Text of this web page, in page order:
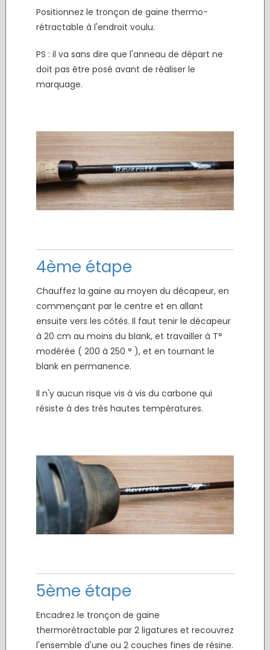
Positionnez le tronçon de gaine thermo-
rétractable à l'endroit voulu.
PS : il va sans dire que l'anneau de départ ne
doit pas être posé avant de réaliser le
marquage.
4ème étape
Chauffez la gaine au moyen du décapeur, en
commençant par le centre et en allant
ensuite vers les côtés. Il faut tenir le décapeur
à 20 cm au moins du blank, et travailler à T°
modérée ( 200 à 250 ° ), et en tournant le
blank en permanence.
Il n'y aucun risque vis à vis du carbone qui
résiste à des très hautes températures.
5ème étape
Encadrez le tronçon de gaine
thermorétractable par 2 ligatures et recouvrez
l'ensemble d'une ou 2 couches fines de résine.